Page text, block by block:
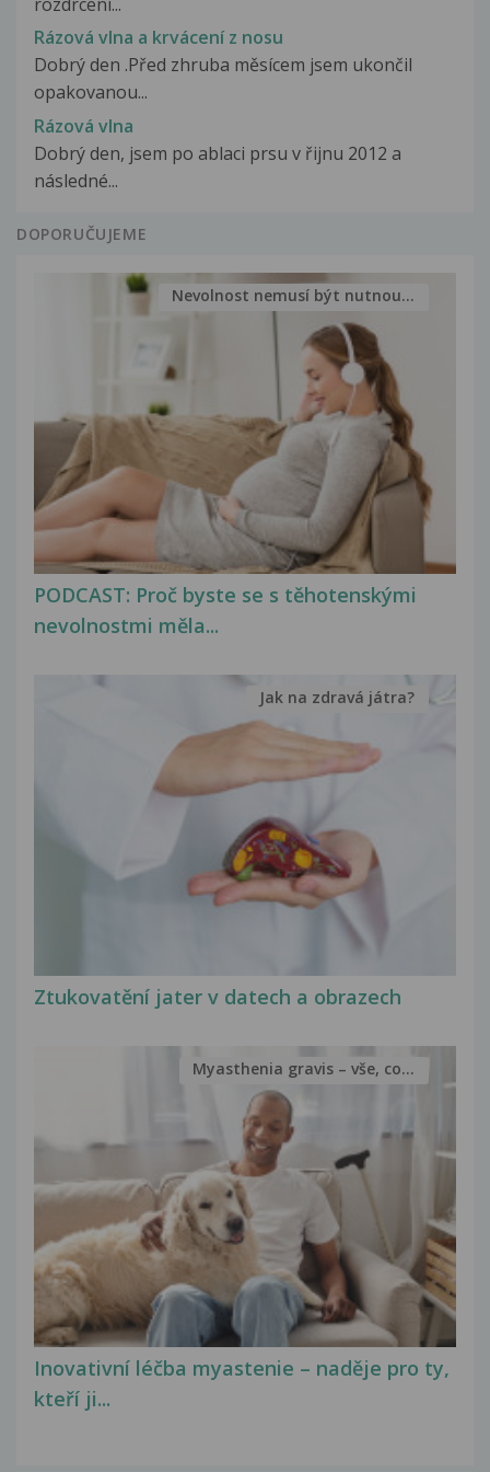
Rázová vlna a krvácení z nosu
Dobrý den .Před zhruba měsícem jsem ukončil
opakovanou...
Rázová vlna
Dobrý den, jsem po ablaci prsu v řijnu 2012 a
následné...
DOPORUČUJEME
PODCAST: Proč byste se s těhotenskými
nevolnostmi měla...
Nevolnost nemusí být nutnou...
Ztukovatění jater v datech a obrazech
Jak na zdravá játra?
Inovativní léčba myastenie – naděje pro ty,
kteří ji...
Myasthenia gravis – vše, co...